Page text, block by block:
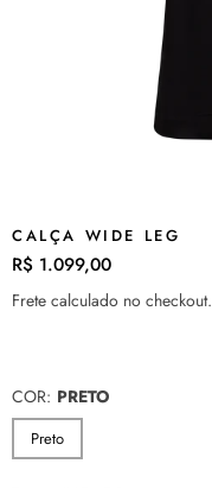
CALÇA WIDE LEG
Preço
normal
R$ 1.099,00
Frete calculado no checkout.
COR: PRETO
Preto